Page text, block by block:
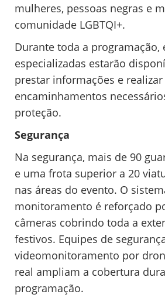
mulheres, pessoas negras e
comunidade LGBTQI+.
Durante toda a programação,
especializadas estarão
prestar informações e realizar
encaminhamentos
proteção.
Segurança
Na segurança, mais de 90
e uma frota superior a 20
nas áreas do evento. O
monitoramento é reforçado
câmeras cobrindo toda a
festivos. Equipes de
videomonitoramento por
real ampliam a cobertura
programação.